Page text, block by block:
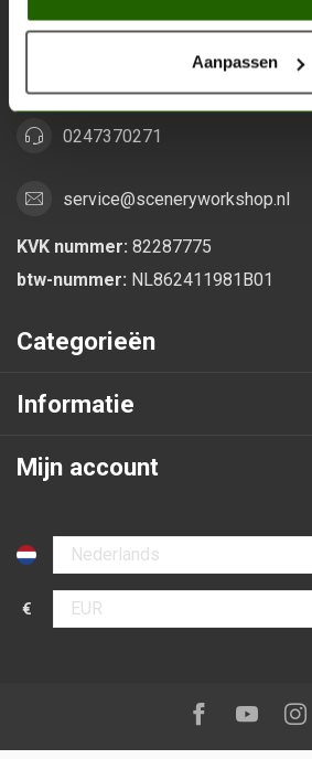
Aanpassen
Grootstalselaan 46
0247370271
service@sceneryworkshop.nl
KVK nummer: 82287775
btw-nummer: NL862411981B01
Categorieën
Informatie
Mijn account
Selecteer taal
€
Selecteer valuta
Volg ons op:Facebook